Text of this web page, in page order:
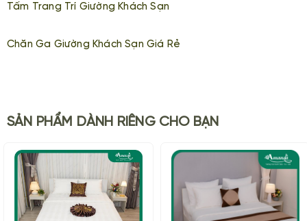
Tấm Trang Trí Giường Khách Sạn
Chăn Ga Giường Khách Sạn Giá Rẻ
SẢN PHẨM DÀNH RIÊNG CHO BẠN